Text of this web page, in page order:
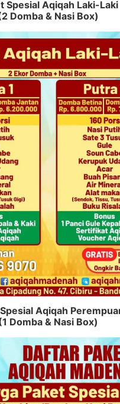
Spesial Aqiqah Laki-Laki
Domba & Nasi Box)
Aqiqah
Domba & Nasi Box)